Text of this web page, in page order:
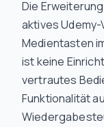
Die
aktives
Medientasten
ist keine
vertrautes
Funktionalität